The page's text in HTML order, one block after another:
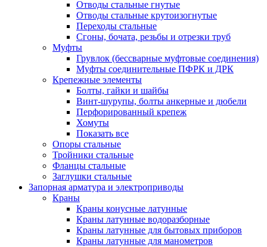
Отводы стальные гнутые
Отводы стальные крутоизогнутые
Переходы стальные
Сгоны, бочата, резьбы и отрезки труб
Муфты
Грувлок (бессварные муфтовые соединения)
Муфты соединительные ПФРК и ДРК
Крепежные элементы
Болты, гайки и шайбы
Винт-шурупы, болты анкерные и дюбели
Перфорированный крепеж
Хомуты
Показать все
Опоры стальные
Тройники стальные
Фланцы стальные
Заглушки стальные
Запорная арматура и электроприводы
Краны
Краны конусные латунные
Краны латунные водоразборные
Краны латунные для бытовых приборов
Краны латунные для манометров